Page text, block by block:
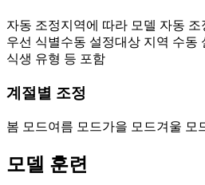
자동 조정지역에 따라 모델 자동 조
우선 식별수동 설정대상 지역 수동
식생 유형 등 포함
계절별 조정
봄 모드여름 모드가을 모드겨울 모
모델 훈련